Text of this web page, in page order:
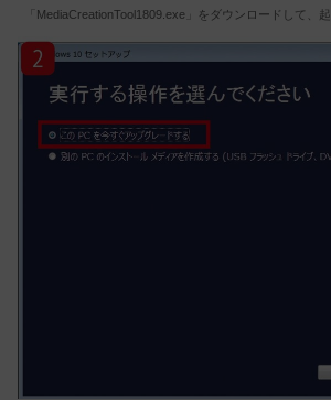
「MediaCreationTool1809.exe」をダウンロードして、起